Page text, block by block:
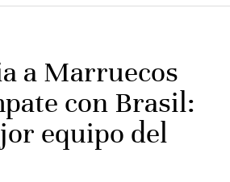
a Marruecos
con Brasil:
equipo del